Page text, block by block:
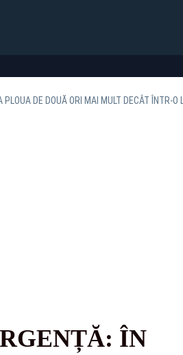
DE DOUĂ ORI MAI MULT DECÂT ÎNTR-O
ÎN